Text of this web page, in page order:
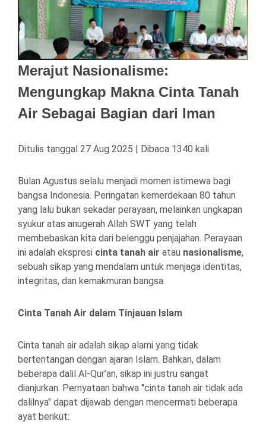
Merajut Nasionalisme:
Mengungkap Makna Cinta Tanah
Air Sebagai Bagian dari Iman
Ditulis tanggal 27 Aug 2025 | Dibaca 1340 kali
Bulan Agustus selalu menjadi momen istimewa bagi
bangsa Indonesia. Peringatan kemerdekaan 80 tahun
yang lalu bukan sekadar perayaan, melainkan ungkapan
syukur atas anugerah Allah SWT yang telah
membebaskan kita dari belenggu penjajahan. Perayaan
ini adalah ekspresi cinta tanah air atau nasionalisme,
sebuah sikap yang mendalam untuk menjaga identitas,
integritas, dan kemakmuran bangsa.
Cinta Tanah Air dalam Tinjauan Islam
Cinta tanah air adalah sikap alami yang tidak
bertentangan dengan ajaran Islam. Bahkan, dalam
beberapa dalil Al-Qur’an, sikap ini justru sangat
dianjurkan. Pernyataan bahwa "cinta tanah air tidak ada
dalilnya" dapat dijawab dengan mencermati beberapa
ayat berikut: